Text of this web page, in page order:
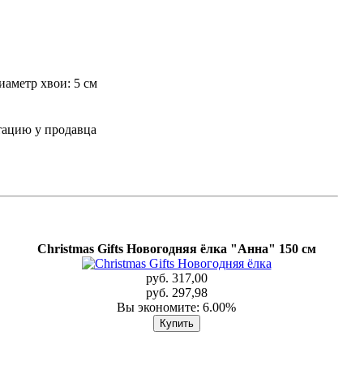
хвои: 5 см
у продавца
Christmas Gifts Новогодняя ёлка "Анна" 150 см
руб. 317,00
руб. 297,98
Вы экономите: 6.00%